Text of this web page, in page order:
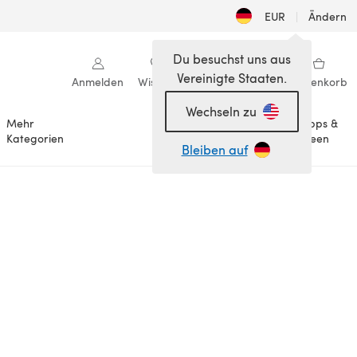
EUR | Ändern
Anmelden Wishlist Meine Bibliothek Warenkorb
Mehr
Kategorien
Anlässe
Tipps &
Ideen
Du besuchst uns aus
Vereinigte Staaten.
Wechseln zu
Bleiben auf